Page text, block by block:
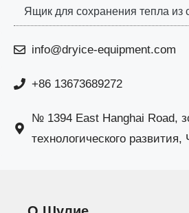
Ящик для сохранения тепла из
info@dryice-equipment.com
+86 13673689272
№ 1394 East Hanghai Road,
технологического